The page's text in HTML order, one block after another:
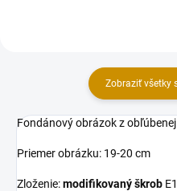
Zobraziť všetky
Fondánový obrázok z
Priemer obrázku: 19-20 cm
Zloženie:modifikovaný škrob